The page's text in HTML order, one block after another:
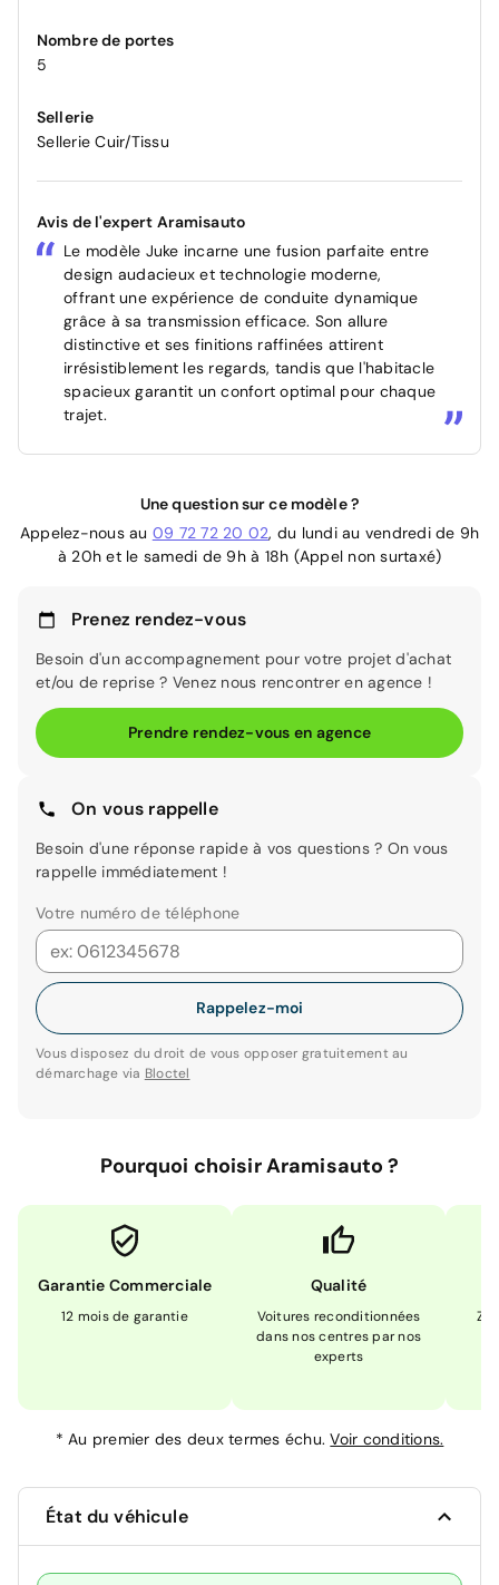
Nombre de portes
5
Sellerie
Sellerie Cuir/Tissu
Avis de l'expert Aramisauto
Le modèle Juke incarne une fusion parfaite entre
design audacieux et technologie moderne,
offrant une expérience de conduite dynamique
grâce à sa transmission efficace. Son allure
distinctive et ses finitions raffinées attirent
irrésistiblement les regards, tandis que l'habitacle
spacieux garantit un confort optimal pour chaque
trajet.
Une question sur ce modèle ?
Appelez-nous au 09 72 72 20 02, du lundi au vendredi de 9h
à 20h et le samedi de 9h à 18h (Appel non surtaxé)
Prenez rendez-vous
Besoin d'un accompagnement pour votre projet d'achat
et/ou de reprise ? Venez nous rencontrer en agence !
Prendre rendez-vous en agence
On vous rappelle
Besoin d'une réponse rapide à vos questions ? On vous
rappelle immédiatement !
Votre numéro de téléphone
Rappelez-moi
Vous disposez du droit de vous opposer gratuitement au
démarchage via Bloctel
Pourquoi choisir Aramisauto ?
Garantie Commerciale
12 mois de garantie
Qualité
Voitures reconditionnées
dans nos centres par nos
experts
*Au premier des deux termes échu.Voir conditions.
État du véhicule